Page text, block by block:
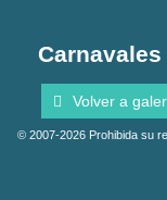
Volver a
© 2007-2026 Prohibida su